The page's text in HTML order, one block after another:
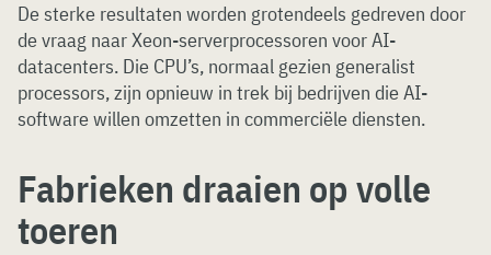
De sterke resultaten worden grotendeels gedreven door
de vraag naar Xeon-serverprocessoren voor AI-
datacenters. Die CPU’s, normaal gezien generalist
processors, zijn opnieuw in trek bij bedrijven die AI-
software willen omzetten in commerciële diensten.
Fabrieken draaien op volle
toeren